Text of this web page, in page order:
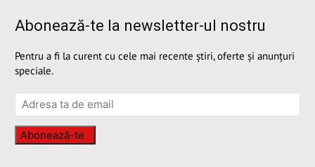
Abonează-te la newsletter-ul nostru
Pentru a fi la curent cu cele mai recente știri, oferte și anunțuri
speciale.
Abonează-te